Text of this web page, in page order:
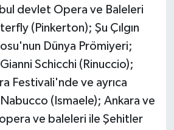
devlet Opera ve Baleleri
(Pinkerton); Şu Çılgın
Dünya Prömiyeri;
Schicchi (Rinuccio);
Festivali'nde ve ayrıca
(Ismaele); Ankara ve
ve baleleri ile Şehitler